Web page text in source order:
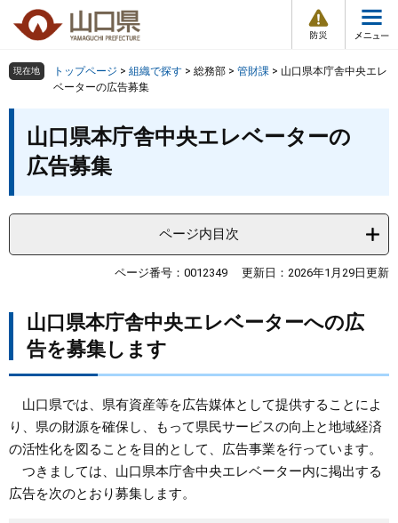
の
頭
ー
飛
情
報
メ
ュ
組織で探す
教育・文化・スポーツ
まちづくり
県政情報
検索の仕方 組織で探す サイトマップで探す
現在地 トップページ > 組織で探す > 総務部 > 管財課 > 山口県本庁舎中央エレ
ベーターの広告募集
山口県本庁舎中央エレベーターの
広告募集
ページ内目次
ページ番号：0012349 更新日：2026年1月29日更新
山口県本庁舎中央エレベーターへの広
告を募集します
山口県では、県有資産等を広告媒体として提供することによ
り、県の財源を確保し、もって県民サービスの向上と地域経済
の活性化を図ることを目的として、広告事業を行っています。
つきましては、山口県本庁舎中央エレベーター内に掲出する
広告を次のとおり募集します。